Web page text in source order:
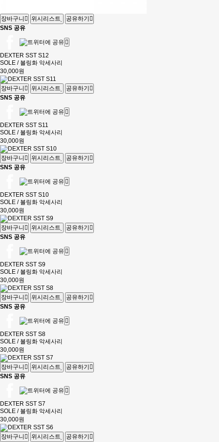
장바구니 위시리스트
공유하기
SNS 공유
DEXTER SST S12
SOLE / 볼링화 악세사리
30,000원
장바구니 위시리스트
공유하기
SNS 공유
DEXTER SST S11
SOLE / 볼링화 악세사리
30,000원
장바구니 위시리스트
공유하기
SNS 공유
DEXTER SST S10
SOLE / 볼링화 악세사리
30,000원
장바구니 위시리스트
공유하기
SNS 공유
DEXTER SST S9
SOLE / 볼링화 악세사리
30,000원
장바구니 위시리스트
공유하기
SNS 공유
DEXTER SST S8
SOLE / 볼링화 악세사리
30,000원
장바구니 위시리스트
공유하기
SNS 공유
DEXTER SST S7
SOLE / 볼링화 악세사리
30,000원
장바구니 위시리스트
공유하기